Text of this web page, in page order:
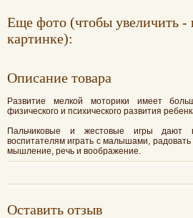
Еще фото (чтобы увеличить -
картинке):
Oписание товара
Развитие мелкой моторики имеет
физического и психического развития
Пальчиковые и жестовые игры дают
воспитателям играть с малышами, радовать
мышление, речь и воображение.
Оставить отзыв